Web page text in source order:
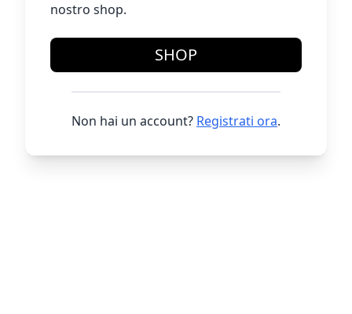
nostro shop.
SHOP
Non hai un account? Registrati ora.